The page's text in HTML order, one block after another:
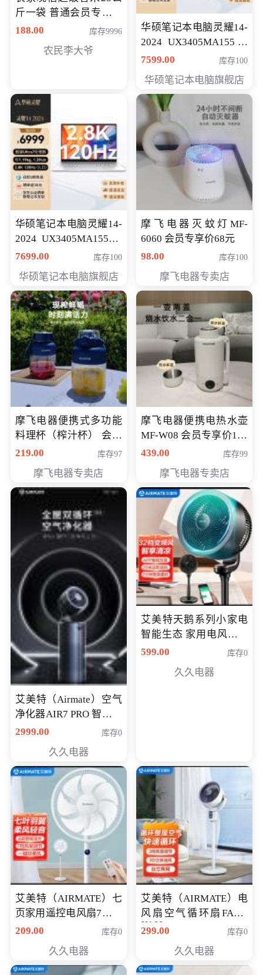
斤一袋 普通会员专享价
格178元
188.00 库存9996
农民李大爷
华硕笔记本电脑灵耀14-
2024 UX3405MA155冰
川银 oled 智慧轻薄本 会
7599.00 库存100
华硕笔记本电脑旗舰店
华硕笔记本电脑灵耀14-
2024 UX3405MA155夜
空蓝 oled 智慧轻薄本 会
7699.00 库存100
华硕笔记本电脑旗舰店
摩飞电器灭蚊灯MF-
6060 会员专享价68元
98.00
库存100
摩飞电器专卖店
摩飞电器便携式多功能
料理杯（榨汁杯） 会员
专享价118元
219.00 库存97
摩飞电器专卖店
摩飞电器便携电热水壶
MF-W08 会员专享价198
元
439.00 库存99
摩飞电器专卖店
艾美特（Airmate）空气
净化器AIR7 PRO 智能全
屋空气循环负离子旗舰
2999.00 库存0
久久电器
艾美特天鹅系列小家电
智能生态 家用电风扇直
流变频节能轻音空气循
鹅，白天鹅智能)
599.00 库存0
久久电器
艾美特（AIRMATE）七
页家用遥控电风扇7档风
量空气循环摇头立式落
定时落地式风扇CS35-
R20
209.00 库存0
久久电器
艾美特（AIRMATE）电
风扇空气循环扇FA18-
X168
299.00 库存0
久久电器